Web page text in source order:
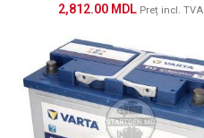
2,812.00 MDL Preț incl. TVA